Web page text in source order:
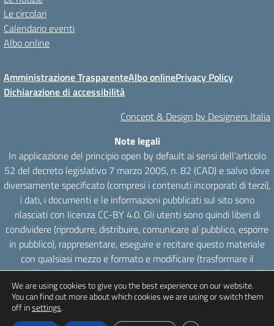
Le circolari
Calendario eventi
Albo online
Amministrazione TrasparenteAlbo onlinePrivacy Policy
Dichiarazione di accessibilità
Concept & Design by Designers Italia
Note legali
In applicazione del principio open by default ai sensi dell’articolo
52 del decreto legislativo 7 marzo 2005, n. 82 (CAD) e salvo dove
diversamente specificato (compresi i contenuti incorporati di terzi),
i dati, i documenti e le informazioni pubblicati sul sito sono
rilasciati con licenza CC-BY 4.0. Gli utenti sono quindi liberi di
condividere (riprodurre, distribuire, comunicare al pubblico, esporre
in pubblico), rappresentare, eseguire e recitare questo materiale
con qualsiasi mezzo e formato e modificare (trasformare il
materiale e utilizzarlo per opere derivate) per qualsiasi fine, anche
commerciale con il solo onere di attribuzione, senza apporre
restrizioni aggiuntive.
We are using cookies to give you the best experience on our website.
You can find out more about which cookies we are using or switch them
off insettings.